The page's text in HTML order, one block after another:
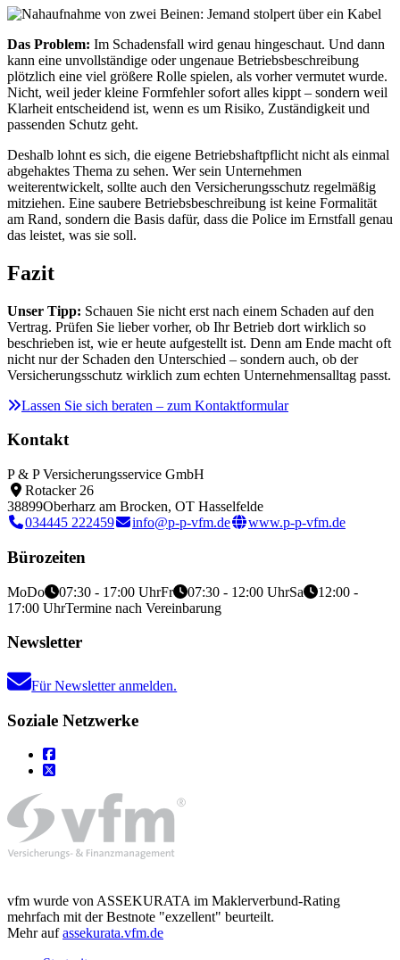
Das Problem: Im Schadensfall wird genau hingeschaut. Und dann
kann eine unvollständige oder ungenaue Betriebsbeschreibung
plötzlich eine viel größere Rolle spielen, als vorher vermutet wurde.
Nicht, weil jeder kleine Formfehler sofort alles kippt – sondern weil
Klarheit entscheidend ist, wenn es um Risiko, Zuständigkeit und
passenden Schutz geht.
Deshalb lohnt es sich, die eigene Betriebshaftpflicht nicht als einmal
abgehaktes Thema zu sehen. Wer sein Unternehmen
weiterentwickelt, sollte auch den Versicherungsschutz regelmäßig
mitziehen. Eine saubere Betriebsbeschreibung ist keine Formalität
am Rand, sondern die Basis dafür, dass die Police im Ernstfall genau
das leistet, was sie soll.
Fazit
Unser Tipp: Schauen Sie nicht erst nach einem Schaden auf den
Vertrag. Prüfen Sie lieber vorher, ob Ihr Betrieb dort wirklich so
beschrieben ist, wie er heute aufgestellt ist. Denn am Ende macht oft
nicht nur der Schaden den Unterschied – sondern auch, ob der
Versicherungsschutz wirklich zum echten Unternehmensalltag passt.
Lassen Sie sich beraten – zum Kontaktformular
Kontakt
P & P Versicherungsservice GmbH
Rotacker 26
38899Oberharz am Brocken, OT Hasselfelde
034445 222459
info@p-p-vfm.de www.p-p-vfm.de
Bürozeiten
MoDo 07:30 - 17:00 UhrFr 07:30 - 12:00 UhrSa
12:00 -
17:00 UhrTermine nach Vereinbarung
Newsletter
Für Newsletter anmelden.
Soziale Netzwerke
vfm wurde von ASSEKURATA im Maklerverbund-Rating
mehrfach mit der Bestnote "exzellent" beurteilt.
Mehr aufassekurata.vfm.de